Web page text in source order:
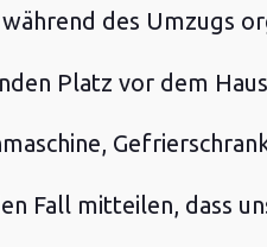
des Umzugs
Platz vor dem
Fall mitteilen, dass